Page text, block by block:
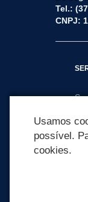
Tel.:
CNPJ:
Usamos
possível.
cookies.